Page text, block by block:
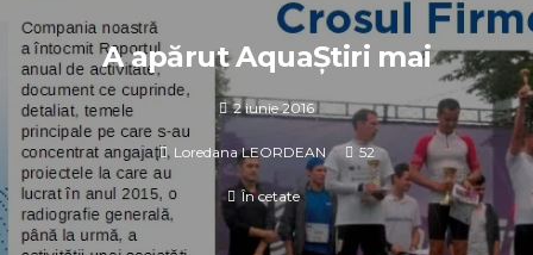
A apărut AquaȘtiri mai
2 iunie 2016
Loredana LEORDEAN 52
În cetate